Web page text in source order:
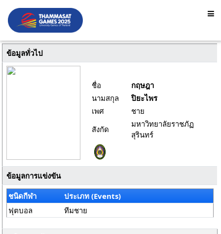
ข้อมูลทั่วไป
ชื่อ
กฤษฎา
นามสกุล
ปิยะไพร
เพศ
ชาย
สังกัด
มหาวิทยาลัยราชภัฏ
สุรินทร์
ข้อมูลการแข่งขัน
ชนิดกีฬา
ประเภท (Events)
ฟุตบอล
ทีมชาย